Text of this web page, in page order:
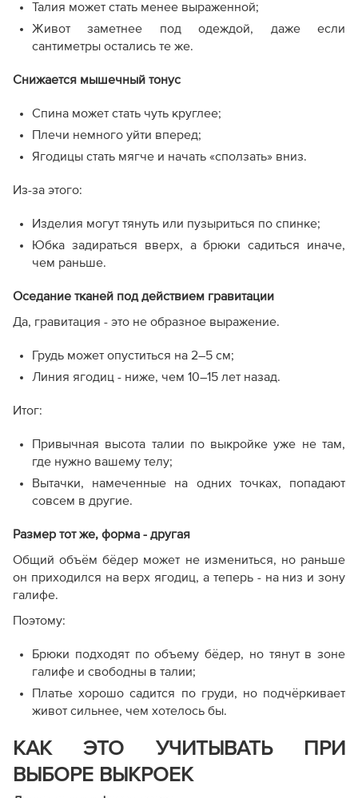
Талия может стать менее выраженной;
Живот заметнее под одеждой, даже если
сантиметры остались те же.
Снижается мышечный тонус
Спина может стать чуть круглее;
Плечи немного уйти вперед;
Ягодицы стать мягче и начать «сползать» вниз.
Из-за этого:
Изделия могут тянуть или пузыриться по спинке;
Юбка задираться вверх, а брюки садиться иначе,
чем раньше.
Оседание тканей под действием гравитации
Да, гравитация - это не образное выражение.
Грудь может опуститься на 2–5 см;
Линия ягодиц - ниже, чем 10–15 лет назад.
Итог:
Привычная высота талии по выкройке уже не там,
где нужно вашему телу;
Вытачки, намеченные на одних точках, попадают
совсем в другие.
Размер тот же, форма - другая
Общий объём бёдер может не измениться, но раньше
он приходился на верх ягодиц, а теперь - на низ и зону
галифе.
Поэтому:
Брюки подходят по объему бёдер, но тянут в зоне
галифе и свободны в талии;
Платье хорошо садится по груди, но подчёркивает
живот сильнее, чем хотелось бы.
КАК ЭТО УЧИТЫВАТЬ ПРИ
ВЫБОРЕ ВЫКРОЕК